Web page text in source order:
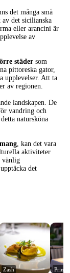
det många små
av det sicilianska
eller arancini är
av
städersom
pittoreska gator,
upplevelser. Att ta
av regionen.
landskapen. De
vandring och
natursköna
, kan det vara
aktiviteter
vänlig
det
Zash